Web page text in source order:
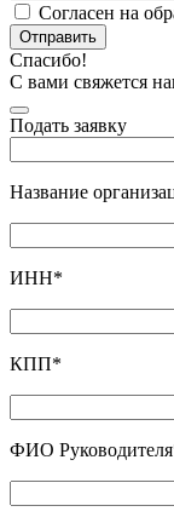
Согласен на
Отправить
Спасибо!
С вами свяжется
Подать заявку
Название
ИНН*
КПП*
ФИО Руководителя